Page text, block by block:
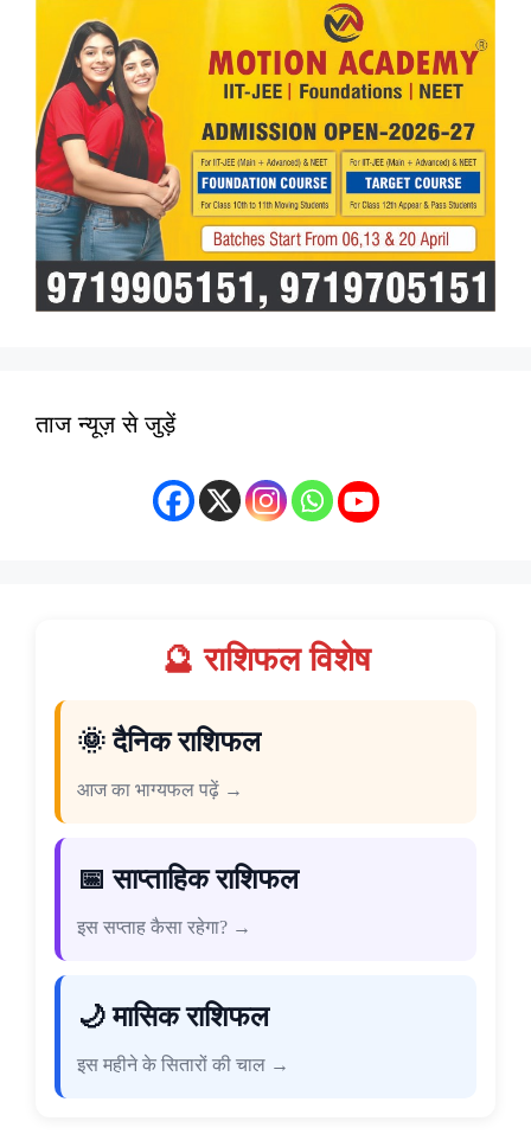
ताज न्यूज़ से जुड़ें
🔮 राशिफल विशेष
🌞 दैनिक राशिफल
आज का भाग्यफल पढ़ें →
📅 साप्ताहिक राशिफल
इस सप्ताह कैसा रहेगा? →
🌙 मासिक राशिफल
इस महीने के सितारों की चाल →